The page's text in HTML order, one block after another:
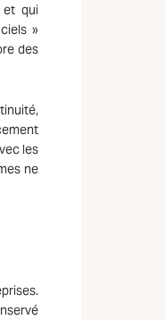
et qui
»
des
les
ne